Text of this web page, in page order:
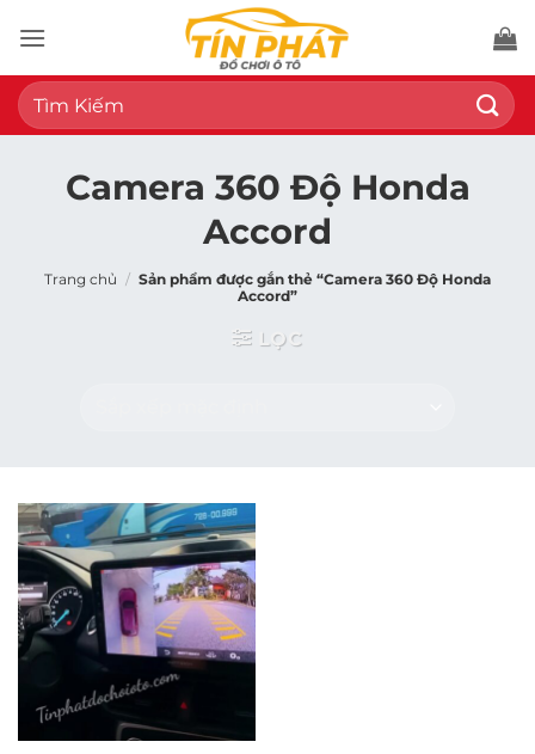
qua
nội
dung
Tìm
kiếm:
Camera 360 Độ Honda
Accord
Trang chủ / Sản phẩm được gắn thẻ “Camera 360 Độ Honda
Accord”
LỌC